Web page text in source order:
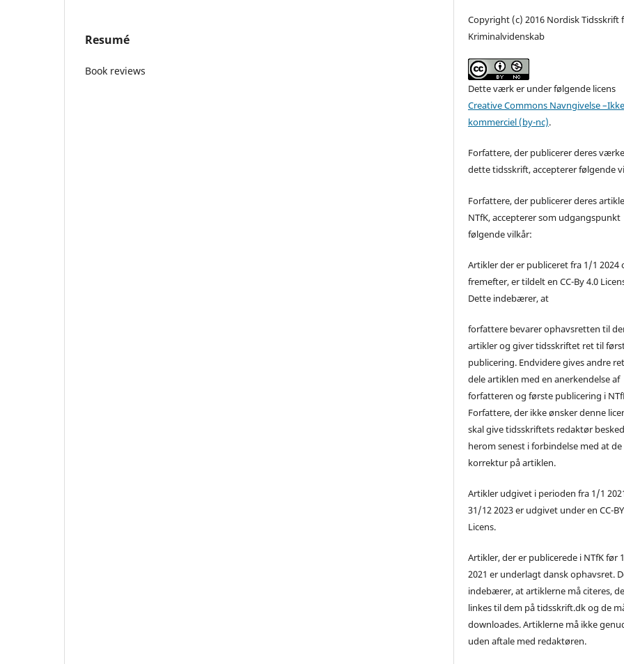
Resumé
Book reviews
Copyright (c) 2016 Nordisk Tidsskrift
Kriminalvidenskab
Dette værk er under følgende licens
Creative Commons Navngivelse
kommerciel (by-nc).
Forfattere, der publicerer deres
dette tidsskrift, accepterer følgende
Forfattere, der publicerer deres
NTfK, accepterer som udgangspunkt
følgende vilkår:
Artikler der er publiceret fra 1/1 2024
fremefter, er tildelt en CC-By 4.0
Dette indebærer, at
forfattere bevarer ophavsretten til
artikler og giver tidsskriftet ret til
publicering. Endvidere gives andre
dele artiklen med en anerkendelse af
forfatteren og første publicering i
Forfattere, der ikke ønsker denne
skal give tidsskriftets redaktør besked
herom senest i forbindelse med at
korrektur på artiklen.
Artikler udgivet i perioden fra 1/1
31/12 2023 er udgivet under en CC-
Licens.
Artikler, der er publicerede i NTfK før
2021 er underlagt dansk ophavsret.
indebærer, at artiklerne må citeres,
linkes til dem på tidsskrift.dk og de
downloades. Artiklerne må ikke
uden aftale med redaktøren.